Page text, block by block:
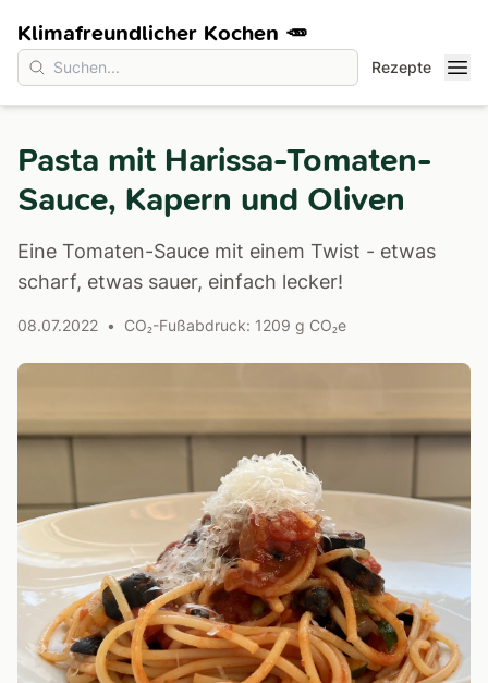
Rezepte
Klimafreundlicher Kochen 🥕
Pasta mit Harissa-Tomaten-
Sauce, Kapern und Oliven
Eine Tomaten-Sauce mit einem Twist - etwas
scharf, etwas sauer, einfach lecker!
08.07.2022 • CO₂-Fußabdruck: 1209 g CO₂e